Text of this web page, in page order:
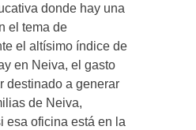
donde hay una
el tema de
el altísimo índice de
en Neiva, el gasto
destinado a generar
de Neiva,
esa oficina está en la